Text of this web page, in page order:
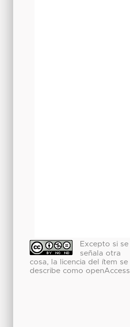
Excepto si se
señala otra
cosa, la licencia del ítem se
describe como openAccess